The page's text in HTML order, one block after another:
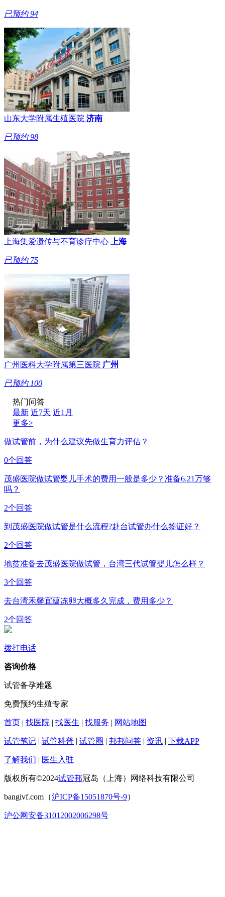
已预约 94
山东大学附属生殖医院 济南
已预约 98
上海集爱遗传与不育诊疗中心 上海
已预约 75
广州医科大学附属第三医院 广州
已预约 100
热门问答
最新 近7天 近1月
更多>
做试管前，为什么建议先做生育力评估？
0个回答
茂盛医院做试管婴儿手术的费用一般是多少？准备6.21万够
吗？
2个回答
到茂盛医院做试管是什么流程?赴台试管办什么签证好？
2个回答
地贫准备去茂盛医院做试管，台湾三代试管婴儿怎么样？
3个回答
去台湾禾馨宜蕴冻卵大概多久完成，费用多少？
2个回答
拨打电话
咨询价格
试管备孕难题
免费预约生殖专家
首页 | 找医院 | 找医生 | 找服务 | 网站地图
试管笔记 | 试管科普 | 试管圈 | 邦邦问答 | 资讯 | 下载APP
了解我们 | 医生入驻
版权所有©2024试管邦冠岛（上海）网络科技有限公司
bangivf.com（沪ICP备15051870号-9）
沪公网安备31012002006298号